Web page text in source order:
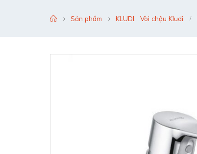
Sản phẩm KLUDI Vòi chậu Kludi